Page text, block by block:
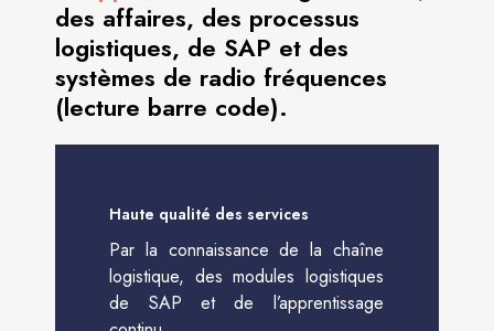
des affaires, des processus
logistiques, de SAP et des
systèmes de radio fréquences
(lecture barre code).
Haute qualité des services
Par la connaissance de la chaîne
logistique, des modules logistiques
de SAP et de l’apprentissage